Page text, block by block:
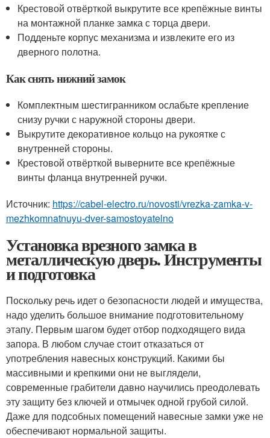
Крестовой отвёрткой выкрутите все крепёжные винты
на монтажной планке замка с торца двери.
Подденьте корпус механизма и извлеките его из
дверного полотна.
Как снять нижний замок
Комплектным шестигранником ослабьте крепление
снизу ручки с наружной стороны двери.
Выкрутите декоративное кольцо на рукоятке с
внутренней стороны.
Крестовой отвёрткой выверните все крепёжные
винты фланца внутренней ручки.
Источник: https://cabel-electro.ru/novosti/vrezka-zamka-v-
mezhkomnatnuyu-dver-samostoyatelno
Установка врезного замка в
металлическую дверь. Инструменты
и подготовка
Поскольку речь идет о безопасности людей и имущества,
надо уделить большое внимание подготовительному
этапу. Первым шагом будет отбор подходящего вида
запора. В любом случае стоит отказаться от
употребления навесных конструкций. Какими бы
массивными и крепкими они не выглядели,
современные грабители давно научились преодолевать
эту защиту без ключей и отмычек одной грубой силой.
Даже для подсобных помещений навесные замки уже не
обеспечивают нормальной защиты.